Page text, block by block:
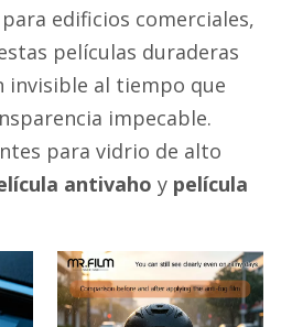
edificios comerciales,
películas duraderas
invisible al tiempo que
impecable.
para vidrio de alto
antivaho y película